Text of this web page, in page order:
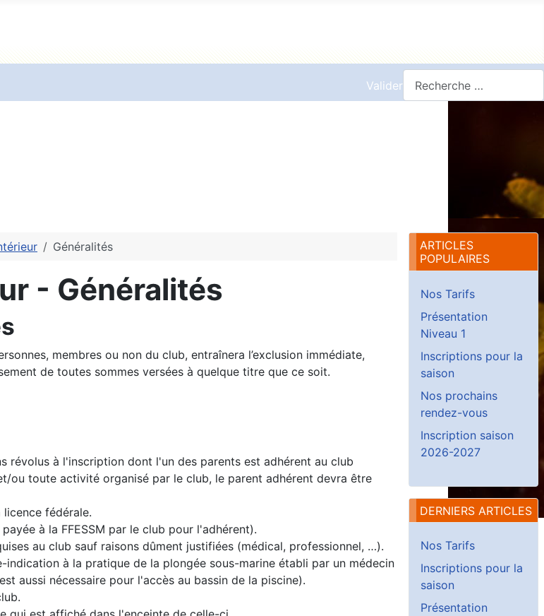
Valider
Généralités
- Généralités
membres ou non du club, entraînera l’exclusion immédiate,
de toutes sommes versées à quelque titre que ce soit.
révolus à l'inscription dont l'un des parents est adhérent au club
ou toute activité organisé par le club, le parent adhérent devra être
fédérale.
à la FFESSM par le club pour l'adhérent).
au club sauf raisons dûment justifiées (médical, professionnel, …).
à la pratique de la plongée sous-marine établi par un médecin
aussi nécessaire pour l'accès au bassin de la piscine).
ARTICLES
POPULAIRES
Nos Tarifs
Présentation
Niveau 1
Inscriptions pour la
saison
Nos prochains
rendez-vous
Inscription saison
2026-2027
DERNIERS ARTICLES
Nos Tarifs
Inscriptions pour la
saison
Présentation